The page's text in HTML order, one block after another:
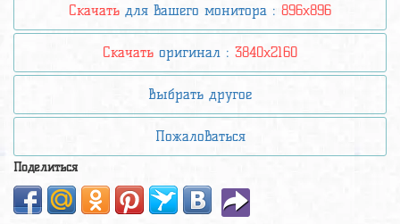
Скачать для вашего монитора : 896x896
Скачать оригинал : 3840x2160
Выбрать другое
Пожаловаться
Поделиться